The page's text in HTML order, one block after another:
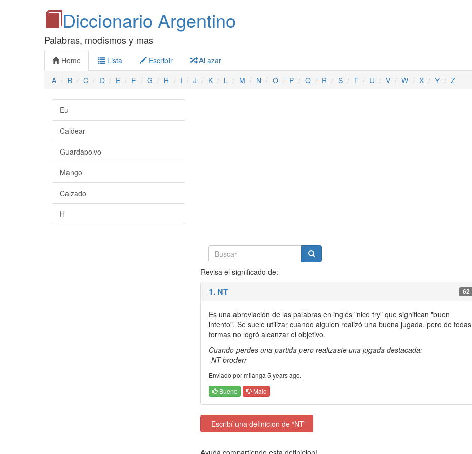
Diccionario Argentino
Palabras, modismos y mas
Home Lista Escribir
Al azar
A
B C D E F G H I J K L M N O P Q R S T U V W X Y Z
Revisa el significado de:
1. NT 62
Es una abreviación de las palabras en inglés "nice try" que significan "buen
intento". Se suele utilizar cuando alguien realizó una buena jugada, pero de todas
formas no logró alcanzar el objetivo.
Cuando perdes una partida pero realizaste una jugada destacada:
-NT broderr
Enviado por milanga 5 years ago.
Bueno
Malo
Escribí una definicion de “NT”
Eu
Caldear
Guardapolvo
Mango
Calzado
H